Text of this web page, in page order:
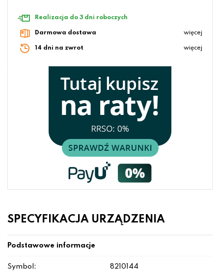
Realizacja do 3 dni roboczych
Darmowa dostawa więcej
14 dni na zwrot więcej
SPECYFIKACJA URZĄDZENIA
Podstawowe informacje
Symbol: 8210144